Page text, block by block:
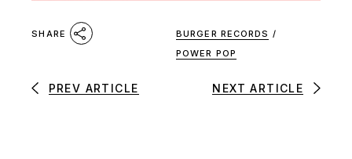
SHARE BURGER RECORDS /
POWER POP
PREV ARTICLE NEXT ARTICLE